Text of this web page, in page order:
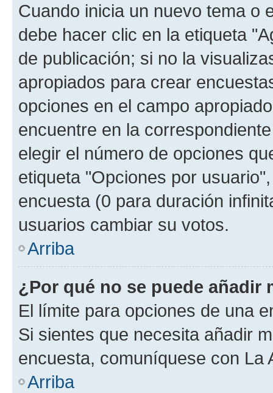
Cuando inicia un nuevo tema o
debe hacer clic en la etiqueta
de publicación; si no la
apropiados para crear
opciones en el campo
encuentre en la
elegir el número de opciones
etiqueta "Opciones por
encuesta (0 para duración
usuarios cambiar su votos.
Arriba
¿Por qué no se puede añadir
El límite para opciones de una
Si sientes que necesita añadir
encuesta, comuníquese con La
Arriba